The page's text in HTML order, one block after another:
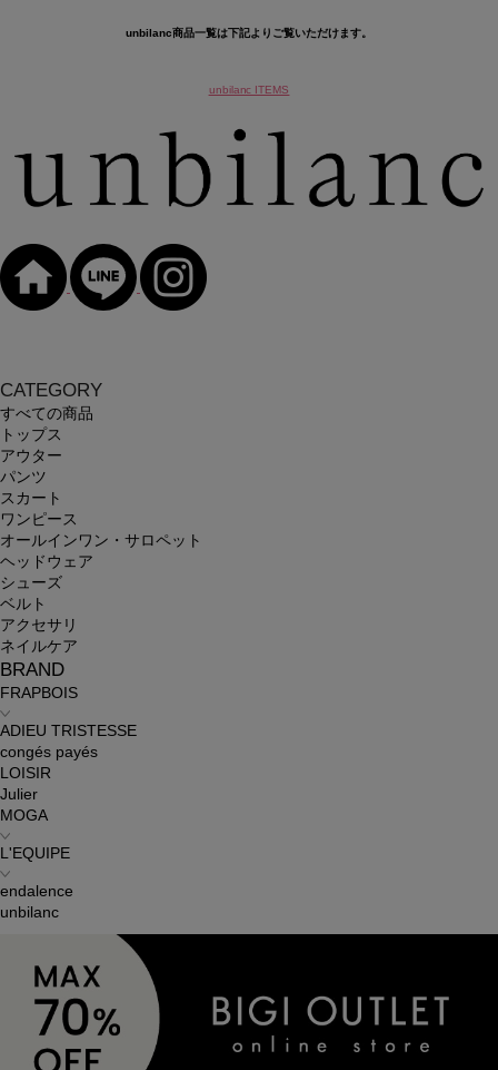
unbilanc商品一覧は下記よりご覧いただけます。
unbilanc ITEMS
CATEGORY
すべての商品
トップス
アウター
パンツ
スカート
ワンピース
オールインワン・サロペット
ヘッドウェア
シューズ
ベルト
アクセサリ
ネイルケア
BRAND
FRAPBOIS
ADIEU TRISTESSE
congés payés
LOISIR
Julier
MOGA
L'EQUIPE
endalence
unbilanc